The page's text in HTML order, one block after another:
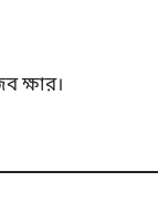
ক্ষার।